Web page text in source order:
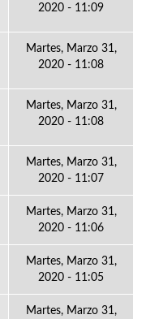
2020 - 11:09
Martes, Marzo 31,
2020 - 11:08
Martes, Marzo 31,
2020 - 11:08
Martes, Marzo 31,
2020 - 11:07
Martes, Marzo 31,
2020 - 11:06
Martes, Marzo 31,
2020 - 11:05
Martes, Marzo 31,